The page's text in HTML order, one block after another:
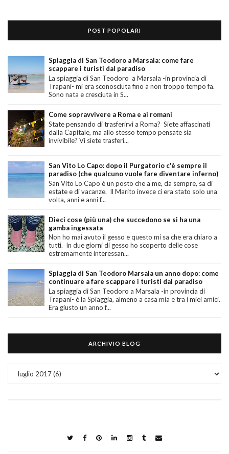
POST POPOLARI
Spiaggia di San Teodoro a Marsala: come fare
scappare i turisti dal paradiso
La spiaggia di San Teodoro a Marsala -in provincia di
Trapani- mi era sconosciuta fino a non troppo tempo fa.
Sono nata e cresciuta in S...
Come sopravvivere a Roma e ai romani
State pensando di trasferirvi a Roma? Siete affascinati
dalla Capitale, ma allo stesso tempo pensate sia
invivibile? Vi siete trasferi...
San Vito Lo Capo: dopo il Purgatorio c'è sempre il
paradiso (che qualcuno vuole fare diventare inferno)
San Vito Lo Capo è un posto che a me, da sempre, sa di
estate e di vacanze. Il Marito invece ci era stato solo una
volta, anni e anni f...
Dieci cose (più una) che succedono se si ha una
gamba ingessata
Non ho mai avuto il gesso e questo mi sa che era chiaro a
tutti. In due giorni di gesso ho scoperto delle cose
estremamente interessan...
Spiaggia di San Teodoro Marsala un anno dopo: come
continuare a fare scappare i turisti dal paradiso
La spiaggia di San Teodoro a Marsala -in provincia di
Trapani- è la Spiaggia, almeno a casa mia e tra i miei amici.
Era giusto un anno f...
ARCHIVIO BLOG